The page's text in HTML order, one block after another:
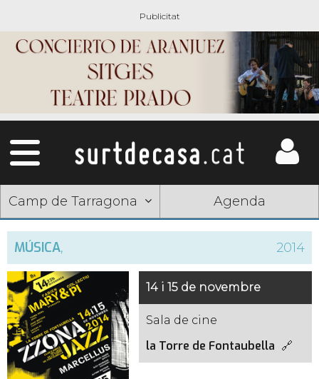
Camp de Tarragona Agenda
MÚSICA, 2014
14 i 15 de novembre
Sala de cine
la Torre de Fontaubella